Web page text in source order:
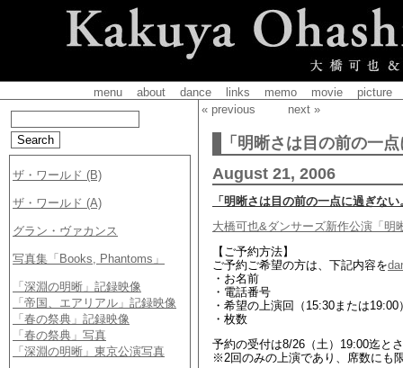
menu about dance links memo movie
picture
« previous
next »
「明晰さは目の前の一
August 21, 2006
「明晰さは目の前の一点に過ぎな
大橋可也&ダンサーズ新作公演「明
【ご予約方法】
ご予約ご希望の方は、下記内容を
・お名前
・電話番号
・希望の上演回（15:30または19:00
・枚数
予約の受付は8/26（土）19:00迄と
※2回のみの上演であり、席数にも